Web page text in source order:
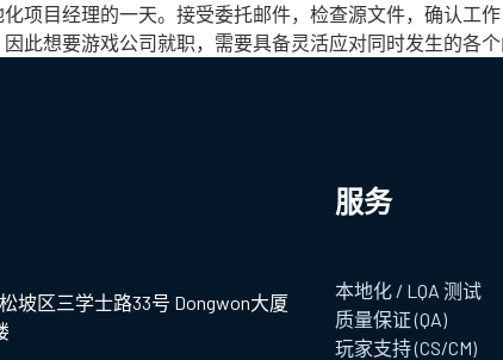
项目经理的一天。接受委托邮件，检查源文件，确认工
此想要游戏公司就职，需要具备灵活应对同时发生的各个
坡区三学士路33号 Dongwon大厦
服务
本地化 / LQA 测试
质量保证 (QA)
玩家支持 (CS/CM)